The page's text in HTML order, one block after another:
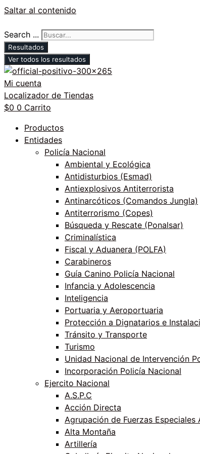
Saltar al contenido
Search ...
Resultados
Ver todos los resultados
Mi cuenta
Localizador de Tiendas
$0 0 Carrito
Productos
Entidades
Policía Nacional
Ambiental y Ecológica
Antidisturbios (Esmad)
Antiexplosivos Antiterrorista
Antinarcóticos (Comandos Jungla)
Antiterrorismo (Copes)
Búsqueda y Rescate (Ponalsar)
Criminalística
Fiscal y Aduanera (POLFA)
Carabineros
Guía Canino Policía Nacional
Infancia y Adolescencia
Inteligencia
Portuaria y Aeroportuaria
Protección a Dignatarios e
Tránsito y Transporte
Turismo
Unidad Nacional de Intervención
Incorporación Policía Nacional
Ejercito Nacional
A.S.P.C
Acción Directa
Agrupación de Fuerzas Especiales
Alta Montaña
Artillería